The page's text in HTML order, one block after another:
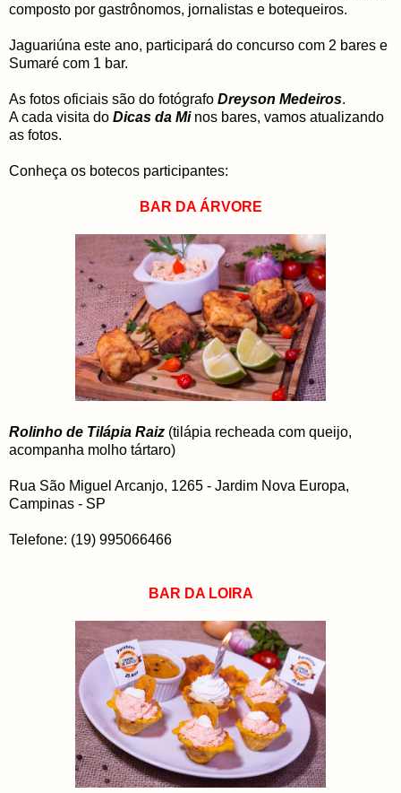
composto por gastrônomos, jornalistas e botequeiros.
Jaguariúna este ano, participará do concurso com 2 bares e
Sumaré com 1 bar.
As fotos oficiais são do fotógrafo Dreyson Medeiros.
A cada visita do Dicas da Minos bares, vamos atualizando
as fotos.
Conheça os botecos participantes:
BAR DA ÁRVORE
Rolinho de Tilápia Raiz (tilápia recheada com queijo,
acompanha molho tártaro)
Rua São Miguel Arcanjo, 1265 - Jardim Nova Europa,
Campinas - SP
Telefone: (19) 995066466
BAR DA LOIRA